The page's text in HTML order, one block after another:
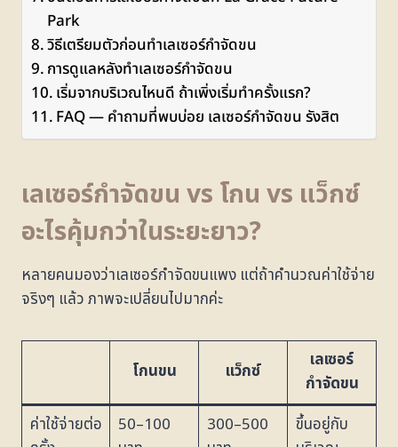
Park
วิธีเตรียมตัวก่อนทำเลเซอร์กำจัดขน
การดูแลหลังทำเลเซอร์กำจัดขน
เริ่มจากบริเวณไหนดี ถ้าเพิ่งเริ่มทำครั้งแรก?
FAQ — คำถามที่พบบ่อย เลเซอร์กำจัดขน รังสิต
เลเซอร์กำจัดขน vs โกน vs แว็กซ์
อะไรคุ้มกว่าในระยะยาว?
หลายคนมองว่าเลเซอร์กำจัดขนแพง แต่ถ้าคำนวณค่าใช้จ่าย
จริงๆ แล้ว ภาพจะเปลี่ยนไปมากค่ะ
โกนขน แว็กซ์
เลเซอร์
กำจัดขน
ค่าใช้จ่ายต่อ
50–100
300–500
ขึ้นอยู่กับ